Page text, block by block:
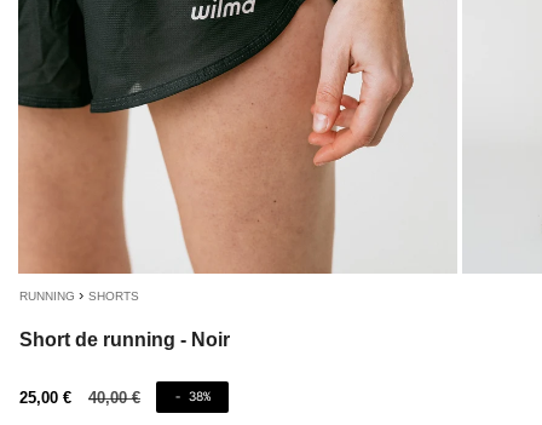
RUNNING › SHORTS
Short de running - Noir
Prix
25,00 €
Prix
40,00 € - 38%